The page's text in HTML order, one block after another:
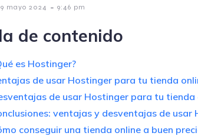
9 mayo 2024 - 9:46 pm
de contenido
es Hostinger?
de usar Hostinger para tu tienda
de usar Hostinger para tu tienda
ventajas y desventajas de usar
conseguir una tienda online a buen